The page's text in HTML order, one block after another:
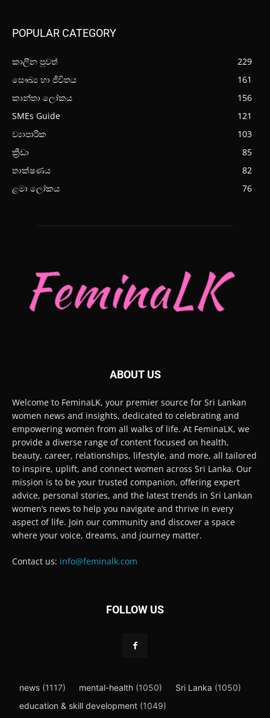
POPULAR CATEGORY
කාලීන පුවත්
229
සෞඛ්‍ය හා ජීවිතය
161
කාන්තා ලෝකය
156
SMEs Guide
121
ව්‍යාපාරික
103
ක්‍රීඩා
85
තාක්ෂණය
82
ළමා ලෝකය
76
ABOUT US
Welcome to FeminaLK, your premier source for Sri Lankan
women news and insights, dedicated to celebrating and
empowering women from all walks of life. At FeminaLK, we
provide a diverse range of content focused on health,
beauty, career, relationships, lifestyle, and more, all tailored
to inspire, uplift, and connect women across Sri Lanka. Our
mission is to be your trusted companion, offering expert
advice, personal stories, and the latest trends in Sri Lankan
women’s news to help you navigate and thrive in every
aspect of life. Join our community and discover a space
where your voice, dreams, and journey matter.
Contact us: info@feminalk.com
FOLLOW US
news (1117) mental-health (1050) Sri Lanka (1050)
education & skill development (1049)